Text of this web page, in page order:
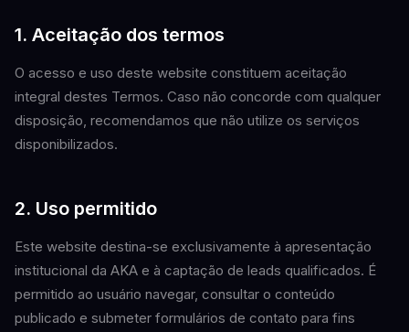
1. Aceitação dos termos
O acesso e uso deste website constituem aceitação
integral destes Termos. Caso não concorde com qualquer
disposição, recomendamos que não utilize os serviços
disponibilizados.
2. Uso permitido
Este website destina-se exclusivamente à apresentação
institucional da AKA e à captação de leads qualificados. É
permitido ao usuário navegar, consultar o conteúdo
publicado e submeter formulários de contato para fins